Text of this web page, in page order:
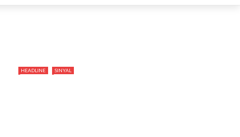
HEADLINE SINYAL